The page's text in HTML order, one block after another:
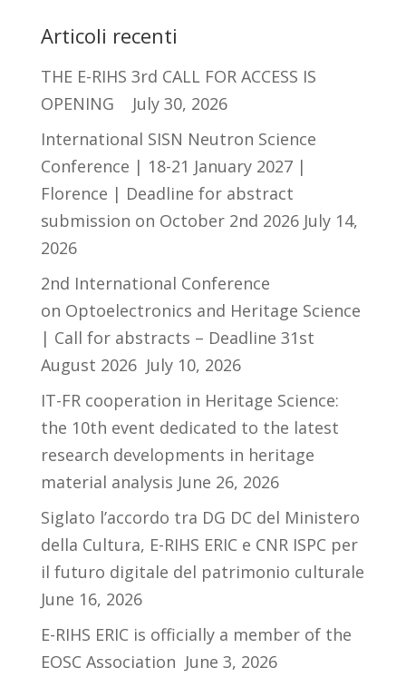
Articoli recenti
THE E-RIHS 3rd CALL FOR ACCESS IS
OPENING
July 30, 2026
International SISN Neutron Science
Conference | 18-21 January 2027 |
Florence | Deadline for abstract
submission on October 2nd 2026 July 14,
2026
2nd International Conference
on Optoelectronics and Heritage Science
| Call for abstracts – Deadline 31st
August 2026 July 10, 2026
IT-FR cooperation in Heritage Science:
the 10th event dedicated to the latest
research developments in heritage
material analysis June 26, 2026
Siglato l’accordo tra DG DC del Ministero
della Cultura, E-RIHS ERIC e CNR ISPC per
il futuro digitale del patrimonio culturale
June 16, 2026
E-RIHS ERIC is officially a member of the
EOSC Association June 3, 2026